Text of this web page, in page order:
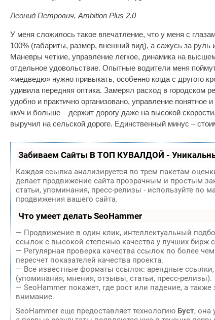
Леонид Петрович, Ambition Plus 2.0
У меня сложилось такое впечатление, что у меня с
100% (габариты, размер, внешний вид), а сажусь за руль
Маневры четкие, управление легкое, динамика на
отдельное удовольствие. Опытные водители меня
«медведю» нужно привыкать, особенно когда с другого
удивила передняя оптика. Замерял расход в городском
удобно и практично организовано, управление понятное
км/ч и больше – держит дорогу даже на высокой
выручил на сельской дороге. Единственный минус –
Забиваем Сайты В ТОП КУВАЛДОЙ -
Каждая ссылка анализируется по трем пакетам
делает продвижение сайта прозрачным и простым
статьи, упоминания, пресс-релизы - используйте по
продвижения вашего сайта.
Что умеет делать SeoHammer
— Продвижение в один клик, интеллектуальный
ссылок с высокой степенью качества у лучших бирж
— Регулярная проверка качества ссылок по более
пересчет показателей качества проекта.
— Все известные форматы ссылок: арендные
(упоминания, мнения, отзывы, статьи, пресс-релизы).
— SeoHammer покажет, где рост или падение, а
внимание.
SeoHammer еще предоставляет технологию Буст, она